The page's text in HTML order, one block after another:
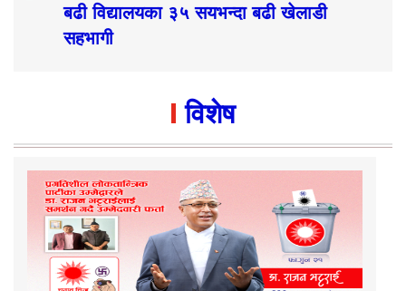
बढी विद्यालयका ३५ सयभन्दा बढी खेलाडी
सहभागी
विशेष